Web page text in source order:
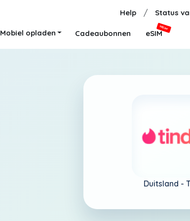
Help / Status
Mobiel opladen Cadeaubonnen eSIM
NIEUW
Duitsland -